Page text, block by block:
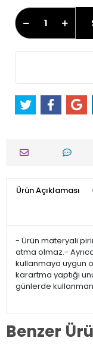
Ürün Açıklaması
- Ürün materyali
atma olmaz.-
kullanmaya uygun
karartma yaptığı
günlerde
Benzer